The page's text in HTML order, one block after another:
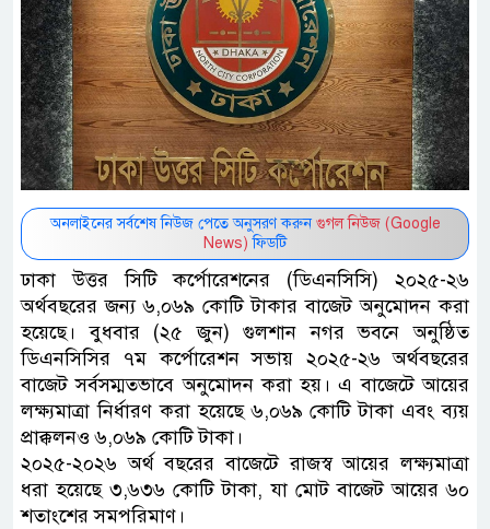
অনলাইনের সর্বশেষ নিউজ পেতে অনুসরণ করুন গুগল নিউজ (Google
News) ফিডটি
ঢাকা উত্তর সিটি কর্পোরেশনের (ডিএনসিসি) ২০২৫-২৬
অর্থবছরের জন্য ৬,০৬৯ কোটি টাকার বাজেট অনুমোদন করা
হয়েছে। বুধবার (২৫ জুন) গুলশান নগর ভবনে অনুষ্ঠিত
ডিএনসিসির ৭ম কর্পোরেশন সভায় ২০২৫-২৬ অর্থবছরের
বাজেট সর্বসম্মতভাবে অনুমোদন করা হয়। এ বাজেটে আয়ের
লক্ষ্যমাত্রা নির্ধারণ করা হয়েছে ৬,০৬৯ কোটি টাকা এবং ব্যয়
প্রাক্কলনও ৬,০৬৯ কোটি টাকা।
২০২৫-২০২৬ অর্থ বছরের বাজেটে রাজস্ব আয়ের লক্ষ্যমাত্রা
ধরা হয়েছে ৩,৬৩৬ কোটি টাকা, যা মোট বাজেট আয়ের ৬০
শতাংশের সমপরিমাণ।